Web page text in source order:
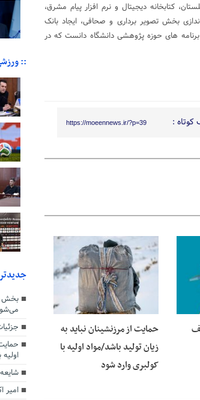
کتابخانه دیجیتال و نرم افزار پیام مشرق،
بخش تصویر برداری و صحافی، ایجاد بانک
برنامه های حوزه پژوهشی دانشگاه دانست که در
کوتاه : https://moeennews.ir/?p=39
حمایت از مرزنشینان نباید به
زیان تولید باشد/مواد اولیه با
کولبری وارد شود
::
بخش
امیر